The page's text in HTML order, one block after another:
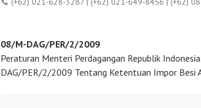
08/M-DAG/PER/2/2009
Peraturan Menteri Perdagangan Republik
DAG/PER/2/2009 Tentang Ketentuan Impor Besi